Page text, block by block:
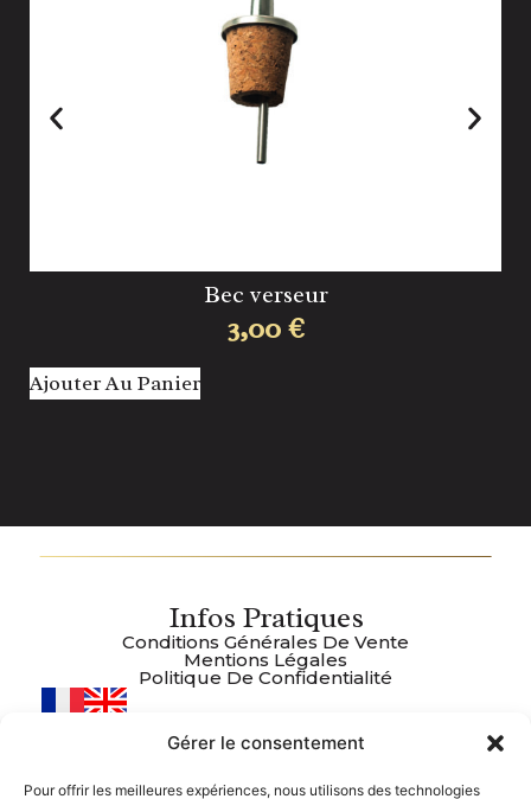
Gérer le consentement
Pour offrir les meilleures expériences, nous utilisons des technologies
Bec verseur
3,00€
Ajouter Au Panier
Infos Pratiques
Conditions Générales De Vente
Mentions Légales
Politique De Confidentialité
Plan Du Site